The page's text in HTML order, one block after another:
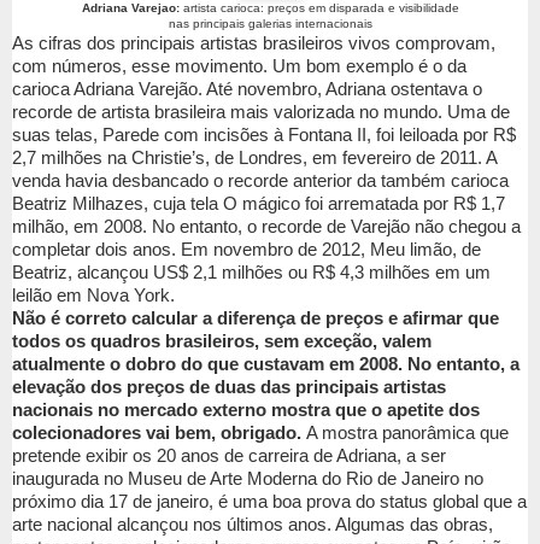
Adriana Varejao: artista carioca: preços em disparada e visibilidade
nas principais galerias internacionais
As cifras dos principais artistas brasileiros vivos comprovam,
com números, esse movimento. Um bom exemplo é o da
carioca Adriana Varejão. Até novembro, Adriana ostentava o
recorde de artista brasileira mais valorizada no mundo. Uma de
suas telas, Parede com incisões à Fontana II, foi leiloada por R$
2,7 milhões na Christie’s, de Londres, em fevereiro de 2011. A
venda havia desbancado o recorde anterior da também carioca
Beatriz Milhazes, cuja tela O mágico foi arrematada por R$ 1,7
milhão, em 2008. No entanto, o recorde de Varejão não chegou a
completar dois anos. Em novembro de 2012, Meu limão, de
Beatriz, alcançou US$ 2,1 milhões ou R$ 4,3 milhões em um
leilão em Nova York.
Não é correto calcular a diferença de preços e afirmar que
todos os quadros brasileiros, sem exceção, valem
atualmente o dobro do que custavam em 2008. No entanto, a
elevação dos preços de duas das principais artistas
nacionais no mercado externo mostra que o apetite dos
colecionadores vai bem, obrigado. A mostra panorâmica que
pretende exibir os 20 anos de carreira de Adriana, a ser
inaugurada no Museu de Arte Moderna do Rio de Janeiro no
próximo dia 17 de janeiro, é uma boa prova do status global que a
arte nacional alcançou nos últimos anos. Algumas das obras,